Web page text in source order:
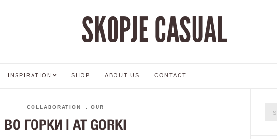
SKOPJE CASUAL
INSPIRATION SHOP ABOUT US CONTACT
COLLABORATION OUR
ВО ГОРКИ | AT GORKI